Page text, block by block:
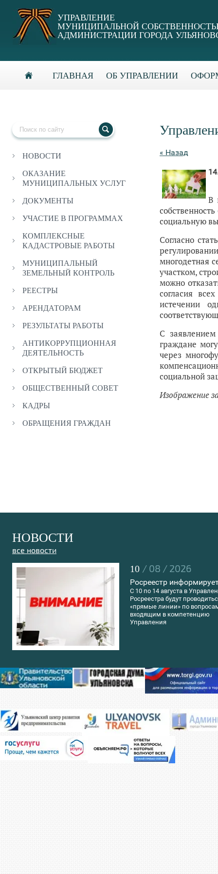
УПРАВЛЕНИЕ
МУНИЦИПАЛЬНОЙ
АДМИНИСТРАЦИИ ГОРОДА
ГЛАВНАЯ ОБ УПРАВЛЕНИИ
НОВОСТИ
ОКАЗАНИЕ
МУНИЦИПАЛЬНЫХ УСЛУГ
ДОКУМЕНТЫ
УЧАСТИЕ В ПРОГРАММАХ
КОМПЛЕКСНЫЕ
КАДАСТРОВЫЕ РАБОТЫ
МУНИЦИПАЛЬНЫЙ
ЗЕМЕЛЬНЫЙ КОНТРОЛЬ
РЕЕСТРЫ
АРЕНДАТОРАМ
РЕЗУЛЬТАТЫ РАБОТЫ
АНТИКОРРУПЦИОННАЯ
ДЕЯТЕЛЬНОСТЬ
ОТКРЫТЫЙ БЮДЖЕТ
ОБЩЕСТВЕННЫЙ СОВЕТ
КАДРЫ
ОБРАЩЕНИЯ ГРАЖДАН
« Назад
В
социальную
Согласно
многодетная
участком,
можно
согласия
истечении
С
граждане
через
социальной
Изображение
НОВОСТИ
все новости
10 / 08 / 2026
Росреестр
C 10 по 14 августа в
Росреестра будут
«прямые линии» по
входящим в компетенцию
Управления